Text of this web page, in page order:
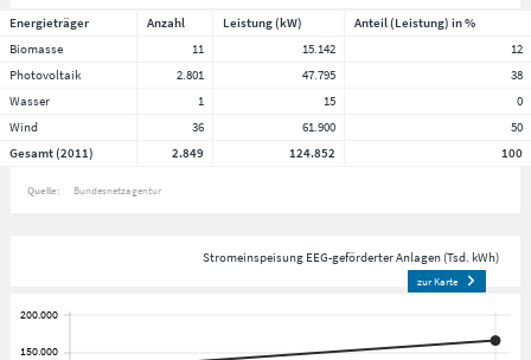
Energieträger Anzahl Leistung (kW)
Anteil (Leistung) in %
Biomasse
11 15.142
12
Photovoltaik
2.801 47.795
38
Wasser
1 15
0
Wind
36 61.900
50
Gesamt (2011)
2.849 124.852 100
Quelle: Bundesnetzagentur
Stromeinspeisung EEG-geförderter Anlagen (Tsd. kWh)
zur Karte